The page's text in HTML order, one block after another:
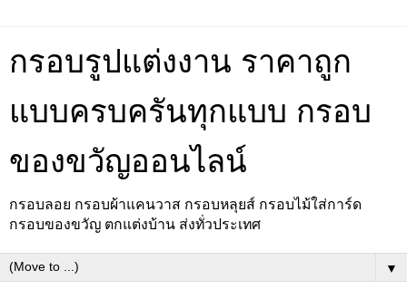
กรอบรูปแต่งงาน ราคาถูก
แบบครบครันทุกแบบ กรอบ
ของขวัญออนไลน์
กรอบลอย กรอบผ้าแคนวาส กรอบหลุยส์ กรอบไม้ใส่การ์ด
กรอบของขวัญ ตกแต่งบ้าน ส่งทั่วประเทศ
▼